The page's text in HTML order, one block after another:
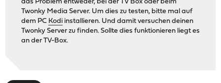
das Problem entweder, bei der TV Box oder beim
Twonky Media Server. Um dies zu testen, bitte mal auf
dem PC Kodi installieren. Und damit versuchen deinen
Twonky Server zu finden. Sollte dies funktionieren liegt es
an der TV-Box.